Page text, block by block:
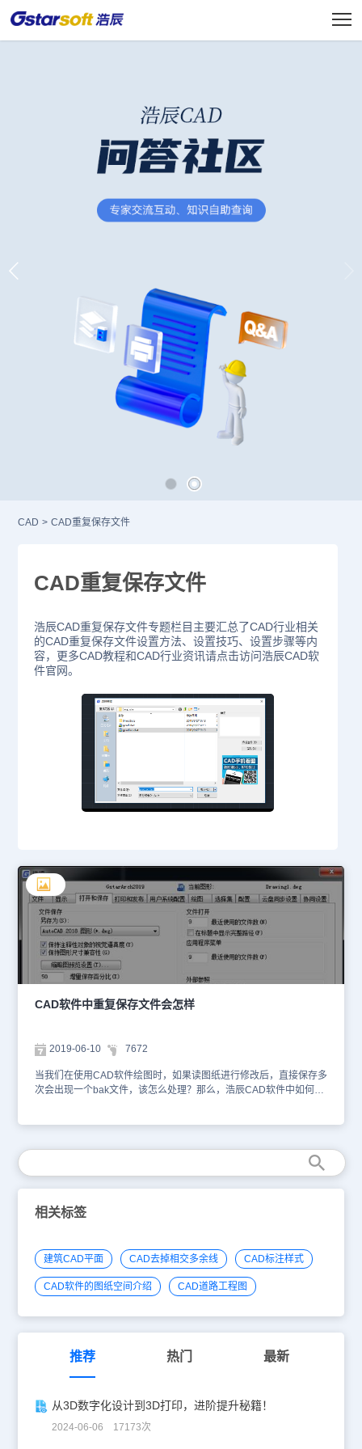
CAD > CAD重复保存文件
CAD重复保存文件
浩辰CAD重复保存文件专题栏目主要汇总了CAD行业相关
的CAD重复保存文件设置方法、设置技巧、设置步骤等内
容，更多CAD教程和CAD行业资讯请点击访问浩辰CAD软
件官网。
CAD软件中重复保存文件会怎样
2019-06-10 7672
当我们在使用CAD软件绘图时，如果读图纸进行修改后，直接保存多
次会出现一个bak文件，该怎么处理？那么，浩辰CAD软件中如何处
原文件损坏了或者不小心删除了，这个文件可以帮助你恢复原文件。
方法：将文件的后缀bak改为dwg即可恢复文件。2、当然也有人觉得
这文件看起来很不舒服，觉得没必要存在，那怎么CAD保存时不产生
此文件？方法：工具--选项中我红线里面不要打勾就可以不出现BAK
文件，如下图： 这样就不会每次保存都会出现一个BAK文件了。以
上就是在浩辰CAD软件中，当我们重复保存同一张图纸的时候，如何
装浩辰CAD软件试试吧。更多CAD教程技巧，可关注浩辰CAD官网
进行查看。
相关标签
建筑CAD平面 CAD去掉相交多余线 CAD标注样式
CAD软件的图纸空间介绍 CAD道路工程图
推荐 热门 最新
从3D数字化设计到3D打印，进阶提升秘籍！
2024-06-06 17173次